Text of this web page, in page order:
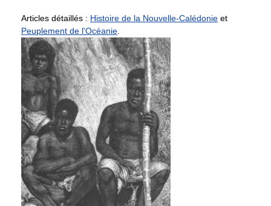
Articles détaillés : Histoire de la Nouvelle-Calédonie et
Peuplement de l'Océanie